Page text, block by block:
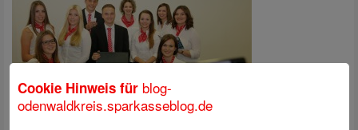
Cookie Hinweis für blog-
odenwaldkreis.sparkasseblog.de